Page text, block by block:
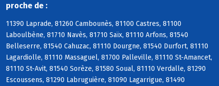
proche de :
11390 Laprade, 81260 Cambounès, 81100 Castres, 81100
Laboulbène, 81710 Navès, 81710 Saïx, 81110 Arfons, 81540
Belleserre, 81540 Cahuzac, 81110 Dourgne, 81540 Durfort, 81110
Lagardiolle, 81110 Massaguel, 81700 Palleville, 81110 St-Amancet,
81110 St-Avit, 81540 Sorèze, 81580 Soual, 81110 Verdalle, 81290
Escoussens, 81290 Labruguière, 81090 Lagarrigue, 81490